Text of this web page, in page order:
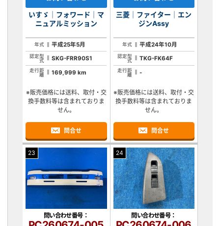
いすゞ｜フォワード｜マ
ニュアルミッション
年式 平成25年5月
認定型
式
SKG-FRR90S1
走行距
離
169,999 km
※販売価格には送料、取付・交
換手数料等は含まれておりま
せん。
問合せ
三菱｜ファイター｜エン
ジンAssy
年式 平成24年10月
認定型
式
TKG-FK64F
走行距
離
-
※販売価格には送料、取付・交
換手数料等は含まれておりま
せん。
問合せ
23
問い合わせ番号：
24
問い合わせ番号：